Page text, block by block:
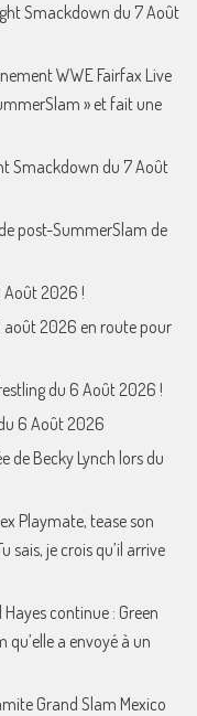
Smackdown du 7 Août
WWE Fairfax Live
» et fait une
Smackdown du 7 Août
post-SummerSlam de
Août 2026 !
août 2026 en route pour
du 6 Août 2026 !
6 Août 2026
de Becky Lynch lors du
Playmate, tease son
sais, je crois qu’il arrive
Hayes continue : Green
qu’elle a envoyé à un
Grand Slam Mexico